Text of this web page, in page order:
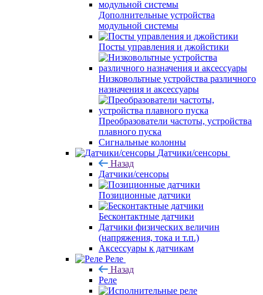
Дополнительные устройства
модульной системы
Посты управления и джойстики
Низковольтные устройства различного
назначения и аксессуары
Преобразователи частоты, устройства
плавного пуска
Сигнальные колонны
Датчики/сенсоры
Назад
Датчики/сенсоры
Позиционные датчики
Бесконтактные датчики
Датчики физических величин
(напряжения, тока и т.п.)
Аксессуары к датчикам
Реле
Назад
Реле